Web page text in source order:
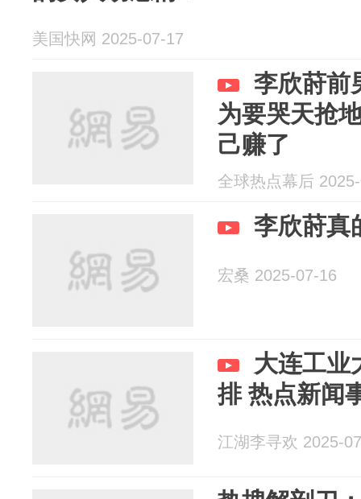
美国快网 2025-07-17
李欣莳前
为要哭天抢
己赚了
全球热点幕后
李欣莳真
宏桑 2025-07-16
大连工业
排 热点新闻
江湖李寻欢 2025-